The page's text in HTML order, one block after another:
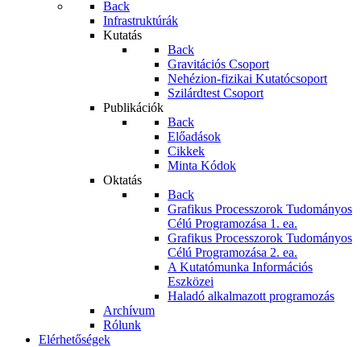
Back
Infrastruktúrák
Kutatás
Back
Gravitációs Csoport
Nehézion-fizikai Kutatócsoport
Szilárdtest Csoport
Publikációk
Back
Előadások
Cikkek
Minta Kódok
Oktatás
Back
Grafikus Processzorok Tudományos
Célú Programozása 1. ea.
Grafikus Processzorok Tudományos
Célú Programozása 2. ea.
A Kutatómunka Információs
Eszközei
Haladó alkalmazott programozás
Archívum
Rólunk
Elérhetőségek